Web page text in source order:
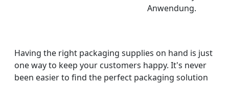
Anwendung.
Having the right packaging supplies on hand is just
one way to keep your customers happy. It's never
been easier to find the perfect packaging solution